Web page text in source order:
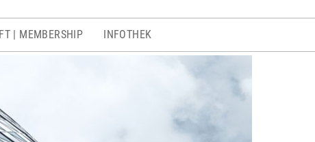
| MEMBERSHIP INFOTHEK